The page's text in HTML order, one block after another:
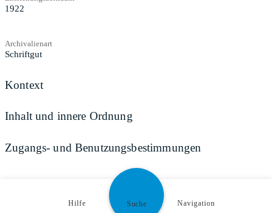
1922
Archivalienart
Schriftgut
Kontext
Inhalt und innere Ordnung
Zugangs- und Benutzungsbestimmungen
Hilfe Suche Navigation